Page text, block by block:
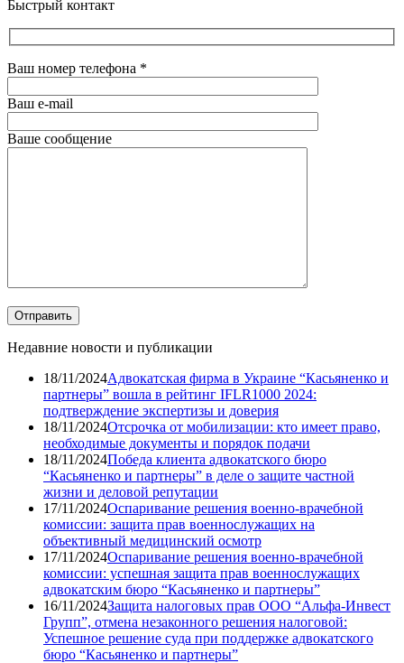
Быстрый контакт
Ваш номер телефона *
Ваш e-mail
Ваше сообщение
Недавние новости и публикации
18/11/2024Адвокатская фирма в Украине “Касьяненко и
партнеры” вошла в рейтинг IFLR1000 2024:
подтверждение экспертизы и доверия
18/11/2024Отсрочка от мобилизации: кто имеет право,
необходимые документы и порядок подачи
18/11/2024Победа клиента адвокатского бюро
“Касьяненко и партнеры” в деле о защите частной
жизни и деловой репутации
17/11/2024Оспаривание решения военно-врачебной
комиссии: защита прав военнослужащих на
объективный медицинский осмотр
17/11/2024Оспаривание решения военно-врачебной
комиссии: успешная защита прав военнослужащих
адвокатским бюро “Касьяненко и партнеры”
16/11/2024Защита налоговых прав ООО “Альфа-Инвест
Групп”, отмена незаконного решения налоговой:
Успешное решение суда при поддержке адвокатского
бюро “Касьяненко и партнеры”